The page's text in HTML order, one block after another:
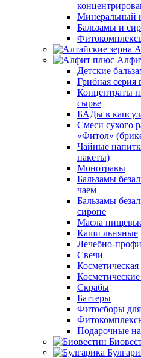
Минеральный
Бальзамы и
Детские
Грибная серия
Концентраты
сырье
БАДы в
Смеси сухого
«Фитол»
Чайные
пакеты)
Монотравы
Бальзамы
чаем
Бальзамы
сиропе
Масла
Каши льняные
Лечебно-
Свечи
Скрабы
Баттеры
Фитосборы
Подарочные